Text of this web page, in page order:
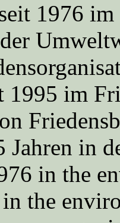
1976
1995 im
Jahren in
in the
the